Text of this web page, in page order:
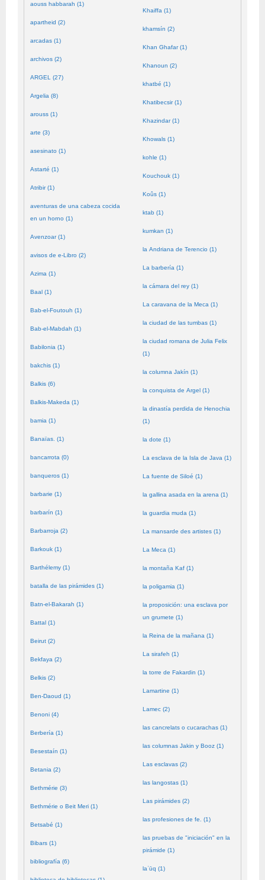
aouss habbarah (1)
apartheid (2)
arcadas (1)
archivos (2)
ARGEL (27)
Argelia (8)
arouss (1)
arte (3)
asesinato (1)
Astarté (1)
Atribir (1)
aventuras de una cabeza cocida
en un horno (1)
Avenzoar (1)
avisos de e-Libro (2)
Azima (1)
Baal (1)
Bab-el-Foutouh (1)
Bab-el-Mabdah (1)
Babilonia (1)
bakchis (1)
Balkis (6)
Balkis-Makeda (1)
bamia (1)
Banaïas. (1)
bancarrota (0)
banqueros (1)
barbarie (1)
barbarín (1)
Barbarroja (2)
Barkouk (1)
Barthélemy (1)
batalla de las pirámides (1)
Batn-el-Bakarah (1)
Battal (1)
Beirut (2)
Bekfaya (2)
Belkis (2)
Ben-Daoud (1)
Benoni (4)
Berbería (1)
Besestaín (1)
Betania (2)
Bethmérie (3)
Bethmérie o Beit Meri (1)
Betsabé (1)
Bibars (1)
bibliografía (6)
Khaiffa (1)
khamsín (2)
Khan Ghafar (1)
Khanoun (2)
khatbé (1)
Khatibecsir (1)
Khazindar (1)
Khowals (1)
kohle (1)
Kouchouk (1)
Koûs (1)
ktab (1)
kumkan (1)
la Andriana de Terencio (1)
La barbería (1)
la cámara del rey (1)
La caravana de la Meca (1)
la ciudad de las tumbas (1)
la ciudad romana de Julia Felix
(1)
la columna Jakín (1)
la conquista de Argel (1)
la dinastía perdida de Henochia
(1)
la dote (1)
La esclava de la Isla de Java (1)
La fuente de Siloé (1)
la gallina asada en la arena (1)
la guardia muda (1)
La mansarde des artistes (1)
La Meca (1)
la montaña Kaf (1)
la poligamia (1)
la proposición: una esclava por
un grumete (1)
la Reina de la mañana (1)
La sirafeh (1)
la torre de Fakardin (1)
Lamartine (1)
Lamec (2)
las cancrelats o cucarachas (1)
las columnas Jakin y Booz (1)
Las esclavas (2)
las langostas (1)
Las pirámides (2)
las profesiones de fe. (1)
las pruebas de "iniciación" en la
pirámide (1)
laʿūq (1)